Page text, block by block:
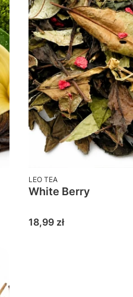
PRODUCENT
LEO TEA
White Berry
Cena
18,99 zł